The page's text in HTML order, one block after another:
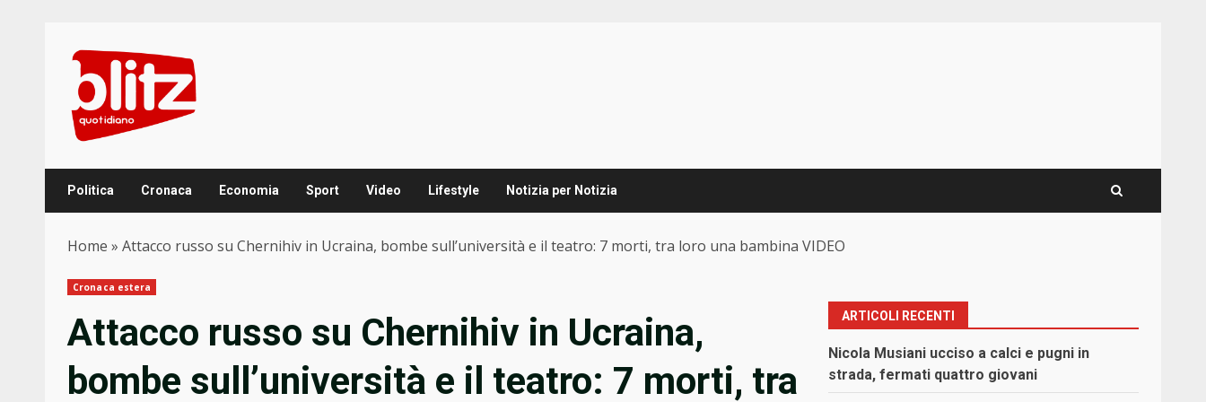
content
Politica Cronaca Economia Sport Video Lifestyle Notizia per Notizia
Home » Attacco russo su Chernihiv in Ucraina, bombe sull’università e il teatro: 7 morti, tra loro una bambina VIDEO
Cronaca estera
Attacco russo su Chernihiv in Ucraina,
bombe sull’università e il teatro: 7 morti, tra
ARTICOLI RECENTI
Nicola Musiani ucciso a calci e pugni in
strada, fermati quattro giovani